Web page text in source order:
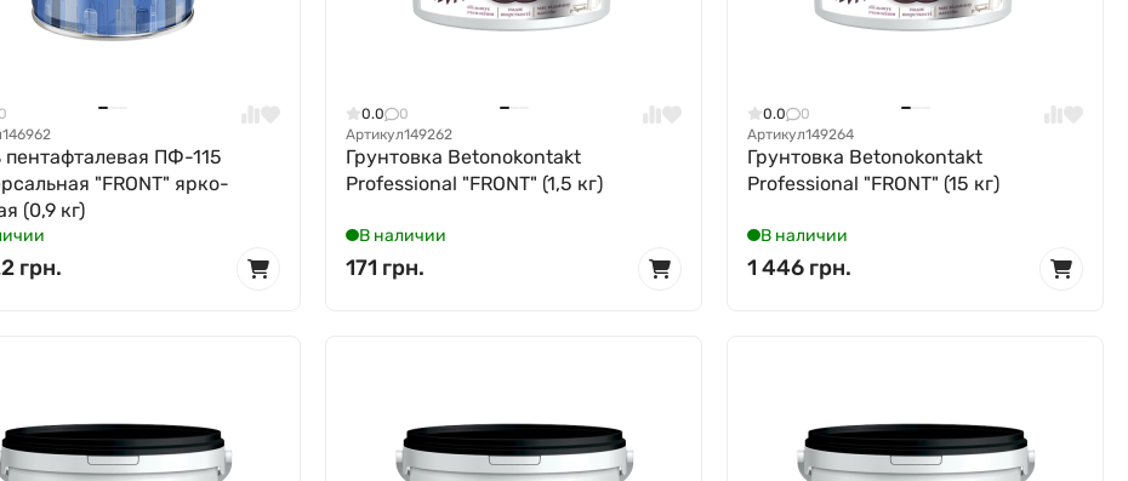
0
146962
пентафталевая ПФ-115
"FRONT" ярко-
(0,9 кг)
грн.
0.0
0
Артикул149262
Грунтовка Betonokontakt
Professional "FRONT" (1,5 кг)
В наличии
171 грн.
0.0
0
Артикул149264
Грунтовка Betonokontakt
Professional "FRONT" (15 кг)
В наличии
1 446 грн.